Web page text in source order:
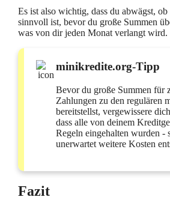
Es ist also wichtig, dass du abwägst,
sinnvoll ist, bevor du große Summen
was von dir jeden Monat verlangt wird.
minikredite.org-Tipp
Bevor du große Summen für
Zahlungen zu den regulären
bereitstellst, vergewissere
dass alle von deinem
Regeln eingehalten wurden -
unerwartet weitere Kosten
Fazit